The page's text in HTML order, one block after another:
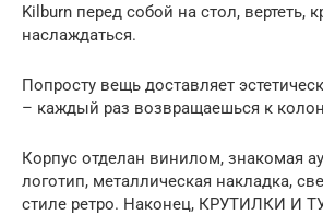
Kilburn перед собой на стол, вертеть,
наслаждаться.
Попросту вещь доставляет
– каждый раз возвращаешься к
Корпус отделан винилом, знакомая
логотип, металлическая накладка,
стиле ретро. Наконец, КРУТИЛКИ И